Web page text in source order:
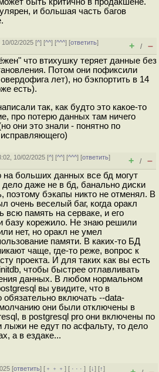
и большая часть багов
10/02/2025 [^] [^^] [^^^] [ответить]
+ / –
что втихушку теряет данные без
Потом они пофиксили
лет), но бэкпортить в 14
есть).
так, как будто это какое-то
про потерю данных там ничего
они это знали - понятно по
10/02/2025 [^] [^^] [^^^] [ответить]
+ / –
на больших данных все бд могут
дело даже не в бд, банально диски
поэтому бэкапы никто не отменял. В
очень веселый баг, когда оракл
всю память на серваке, и его
базу корежило. Не знаю решили
нет, но оракл не умел
памяти. В каких-то БД
чаще, где-то реже, вопрос к
проекта. И для таких как вы есть
чтобы быстрее отлавливать
данных. В любом нормальном
вы увидите, что в
обязательно включать --data-
они были отключены в
в postgresql pro они включены по
не едут по асфальту, то дело
а в ездаке...
[ответить] [ ﹢﹢﹢] [ · · ·][↓] [↑]